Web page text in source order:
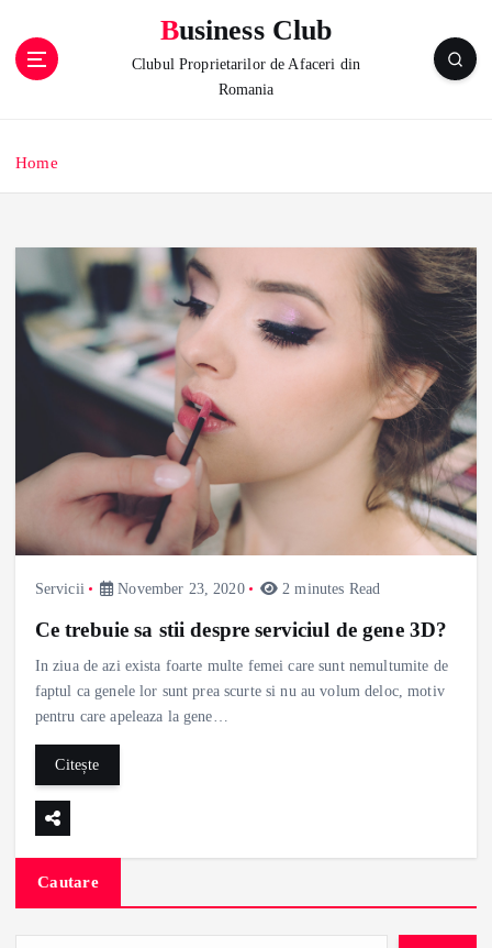
Business Club
Clubul Proprietarilor de Afaceri din
Romania
Home
Servicii November 23, 2020 2 minutes Read
Ce trebuie sa stii despre serviciul de gene 3D?
In ziua de azi exista foarte multe femei care sunt nemultumite de
faptul ca genele lor sunt prea scurte si nu au volum deloc, motiv
pentru care apeleaza la gene…
Citește
Cautare